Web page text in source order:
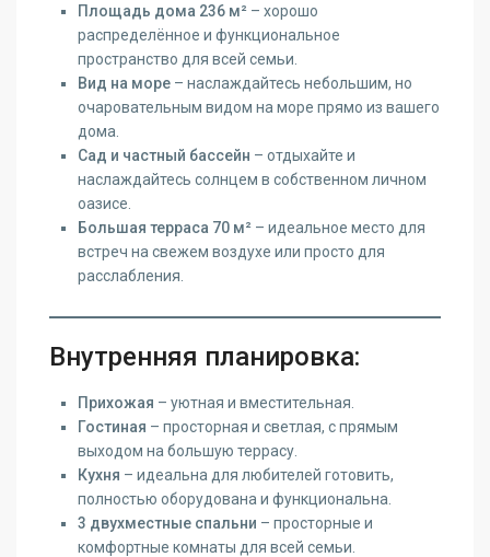
Площадь дома 236 м² – хорошо
распределённое и функциональное
пространство для всей семьи.
Вид на море – наслаждайтесь небольшим, но
очаровательным видом на море прямо из вашего
дома.
Сад и частный бассейн – отдыхайте и
наслаждайтесь солнцем в собственном личном
оазисе.
Большая терраса 70 м² – идеальное место для
встреч на свежем воздухе или просто для
расслабления.
Внутренняя планировка:
Прихожая – уютная и вместительная.
Гостиная – просторная и светлая, с прямым
выходом на большую террасу.
Кухня – идеальна для любителей готовить,
полностью оборудована и функциональна.
3 двухместные спальни – просторные и
комфортные комнаты для всей семьи.